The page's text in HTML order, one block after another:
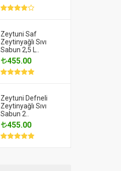
Zeytuni Saf
Zeytinyağlı Sıvı
Sabun 2,5 L..
455.00
Zeytuni Defneli
Zeytinyağlı Sıvı
Sabun 2..
455.00